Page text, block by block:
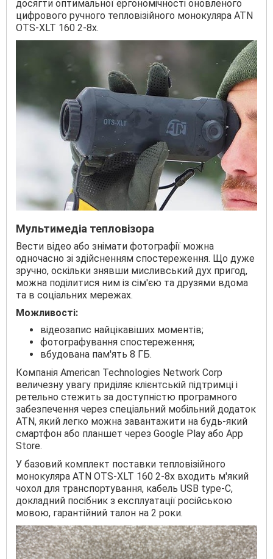
досягти оптимальної ергономічності оновленого
цифрового ручного тепловізійного монокуляра ATN
OTS-XLT 160 2-8x.
Мультимедіа тепловізора
Вести відео або знімати фотографії можна
одночасно зі здійсненням спостереження. Що дуже
зручно, оскільки знявши мисливський дух пригод,
можна поділитися ним із сім'єю та друзями вдома
та в соціальних мережах.
Можливості:
відеозапис найцікавіших моментів;
фотографування спостереження;
вбудована пам'ять 8 ГБ.
Компанія American Technologies Network Corp
величезну увагу приділяє клієнтській підтримці і
ретельно стежить за доступністю програмного
забезпечення через спеціальний мобільний додаток
ATN, який легко можна завантажити на будь-який
смартфон або планшет через Google Play або App
Store.
У базовий комплект поставки тепловізійного
монокуляра ATN OTS-XLT 160 2-8x входить м'який
чохол для транспортування, кабель USB type-C,
докладний посібник з експлуатації російською
мовою, гарантійний талон на 2 роки.